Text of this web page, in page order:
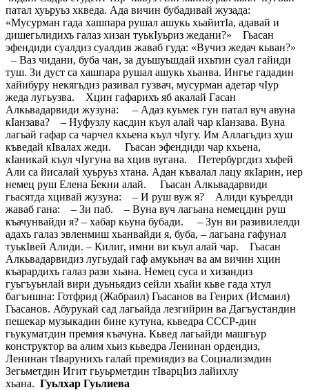
патал хуьруьз хкведа. Ада вичин бубадивай жузада:
«Мусурман гада хашпара рушал ашукь хьайитIа, адавай и
дишегьлидихъ галаз хизан туькIуьриз жедани?» Гьасан
эфендиди суалдиз суалдив жаваб гуда: «Вучиз жедач кьван?»
– Ваз чидани, буба чан, за дуьшуьшдай ихьтин суал гайиди
туш. Зи дуст са хашпара рушал ашукь хьанва. Ингье гададин
хайибуру некягьдиз разивал гузвач, мусурман адетар чIур
жеда лугьузва. Хцин гафарихъ яб акалай Гасан
Алкьвадарвиди жузуна: – Адаз куьмек гун патал вуч авуна
кIанзава? – Нуфузлу касдин къул алай чар кIанзава. Вуна
лагьай гафар са чарчел кхьена къул чIугу. Им Аллагьдиз хуш
къведай кIвалах жеди. Гьасан эфендиди чар кхьена,
кIаникай къул чIугуна ва хцив вугана. Петербургдиз хъфей
Али са йисалай хуьруьз хтана. Адан къвалал лацу якIарин, иер
немец руш Елена Бекни алай. Гьасан Алкьвадарвиди
гьасятда хцивай жузуна: – И руш вуж я? Алиди куьрелди
жаваб гана: – Зи паб. – Вуна вуч лагьана немецдин руш
къачунвайди я? – хабар кьуна бубади. – Зун ви разивилелди
адахъ галаз эвленмиш хьанвайди я, буба, – лагьана гафунал
туькIвей Алиди. – Килиг, имни ви къул алай чар. Гьасан
Алкьвадарвидиз лугьудай гаф амукьнач ва ам вичин хцин
къарардихъ галаз рази хьана. Немец суса и хизандиз
гуьгъуьнлай вири дуьньядиз сейли хьайи кьве гада хтул
багъишна: Готфрид (Жабраил) Гьасанов ва Генрих (Исмаил)
Гьасанов. Абурукай сад лагьайда лезгийрин ва Дагъустандин
пешекар музыкадин бине кутуна, кьведра СССР-дин
гьукуматдин премия къачуна. Кьвед лагьайди машгьур
конструктор ва алим хьиз кьведра Ленинан ордендиз,
Ленинан тIварунихъ галай премиядиз ва Социализмдин
Зегьметдин Игит гьуьрметдин тIварцIиз лайихлу
хьана. Гуьлхар Гуьлиева